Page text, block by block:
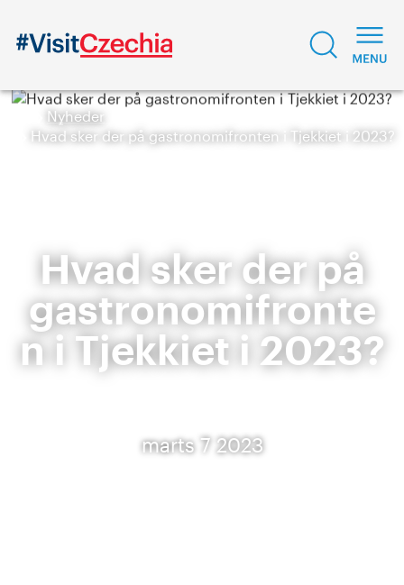
Nyheder
Hvad sker der på gastronomifronten i Tjekkiet i 2023?
Hvad sker der på
gastronomifronte
n i Tjekkiet i 2023?
marts 7 2023